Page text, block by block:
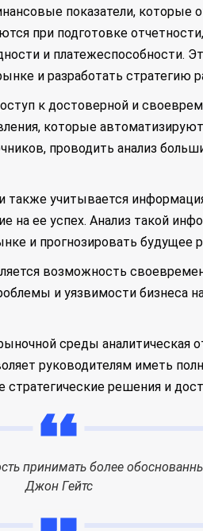
показатели, которые
при подготовке
и
и разработать стратегию
к достоверной и
которые
проводить анализ
учитывается
на ее успех. Анализ такой
и прогнозировать будущее
возможность
и уязвимости бизнеса
среды аналитическая
руководителям иметь
решения и
принимать более
Джон Гейтс